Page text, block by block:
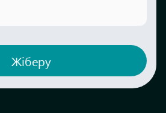
Жіберу